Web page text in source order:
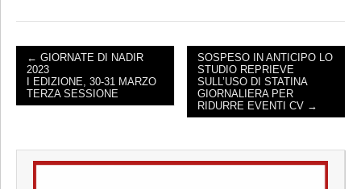
POST NAVIGATION
← GIORNATE DI NADIR
2023
I EDIZIONE, 30-31 MARZO
TERZA SESSIONE
SOSPESO IN ANTICIPO LO
STUDIO REPRIEVE
SULL’USO DI STATINA
GIORNALIERA PER
RIDURRE EVENTI CV →